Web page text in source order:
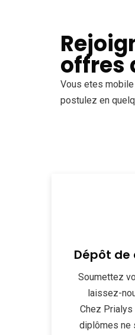
offres
Vous etes
postulez en
Dépôt de
Soumettez
laissez-
Chez
diplômes ne